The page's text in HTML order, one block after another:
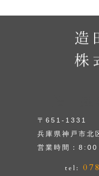
〒651-1331
兵庫県神戸市北
営業時間：8:00
tel: